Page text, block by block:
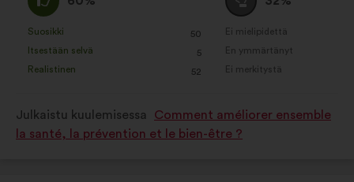
mieltä
:
seuraavasti:
Suosikki
: 50
kertaa
Itsestään selvä
: 5
kertaa
Realistinen
: 52
kertaa
tyhjää
:
seuraavasti:
Ei mielipidettä
:kertaa
En ymmärtänyt
:kertaa
Ei merkitystä
:kertaa
Julkaistu kuulemisessa
Comment améliorer ensemble
la santé, la prévention et le bien-être ?